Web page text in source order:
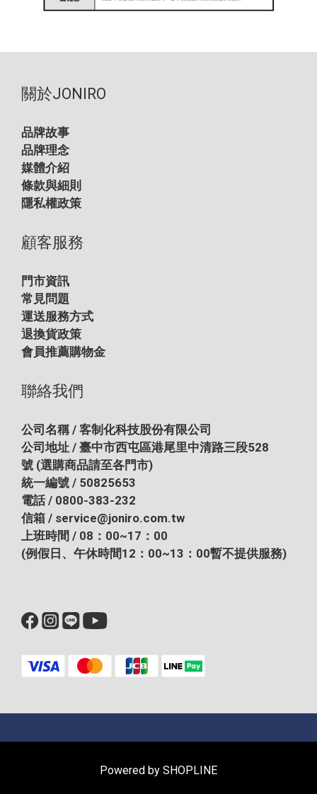
關於JONIRO
品牌故事
品牌理念
媒體介紹
條款與細則
隱私權政策
顧客服務
門市資訊
常見問題
運送服務方式
退換貨政策
會員推薦購物金
聯絡我們
公司名稱 / 客制化科技股份有限公司
公司地址 / 臺中市西屯區港尾里中清路三段528
號 (選購商品請至各門市)
統一編號 / 50825653
電話 / 0800-383-232
信箱 / service@joniro.com.tw
上班時間 / 08：00~17：00
(例假日、午休時間12：00~13：00暫不提供服務)
Powered by SHOPLINE